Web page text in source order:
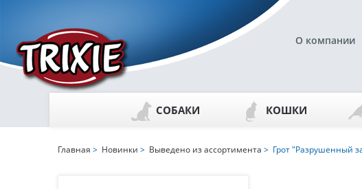
О компании
СОБАКИ КОШКИ
Главная > Новинки > Выведено из ассортимента > Грот "Разрушенный